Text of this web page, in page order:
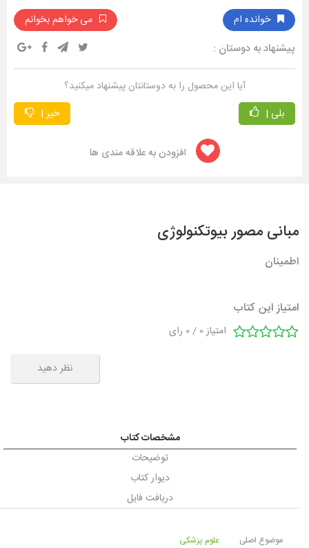
خوانده ام می خواهم بخوانم
پیشنهاد به دوستان :
آیا این محصول را به دوستانتان پیشنهاد میکنید؟
بلی |
خیر |
افزودن به علاقه مندی ها
مبانی مصور بیوتکنولوژی
اطمینان
امتیاز این کتاب
امتیاز0
/
0 رای
نظر دهید
مشخصات کتاب
توضیحات
دیوار کتاب
دریافت فایل
موضوع اصلی
علوم پزشکی